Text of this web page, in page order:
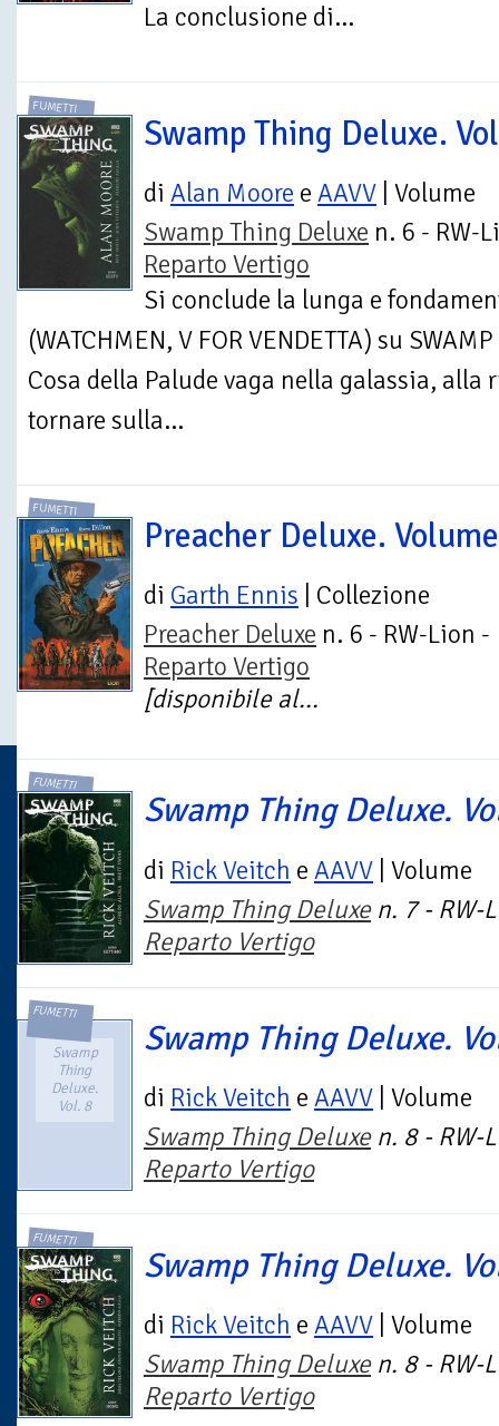
La conclusione di...
FUMETTI
Swamp Thing Deluxe.
di Alan Moore e AAVV | Volume
Swamp Thing Deluxe n. 6 - RW-
Reparto Vertigo
Si conclude la lunga e
(WATCHMEN, V FOR VENDETTA) su
Cosa della Palude vaga nella galassia, alla
tornare sulla...
FUMETTI
Preacher Deluxe.
di Garth Ennis | Collezione
Preacher Deluxe n. 6 - RW-Lion -
Reparto Vertigo
[disponibile al...
FUMETTI
Swamp Thing Deluxe.
di Rick Veitch e AAVV | Volume
Swamp Thing Deluxen. 7 - RW-
Reparto Vertigo
FUMETTI
Swamp
Thing
Deluxe.
Vol. 8
Swamp Thing Deluxe.
di Rick Veitch e AAVV | Volume
Swamp Thing Deluxen. 8 - RW-
Reparto Vertigo
FUMETTI
Swamp Thing Deluxe.
di Rick Veitch e AAVV | Volume
Swamp Thing Deluxen. 8 - RW-
Reparto Vertigo